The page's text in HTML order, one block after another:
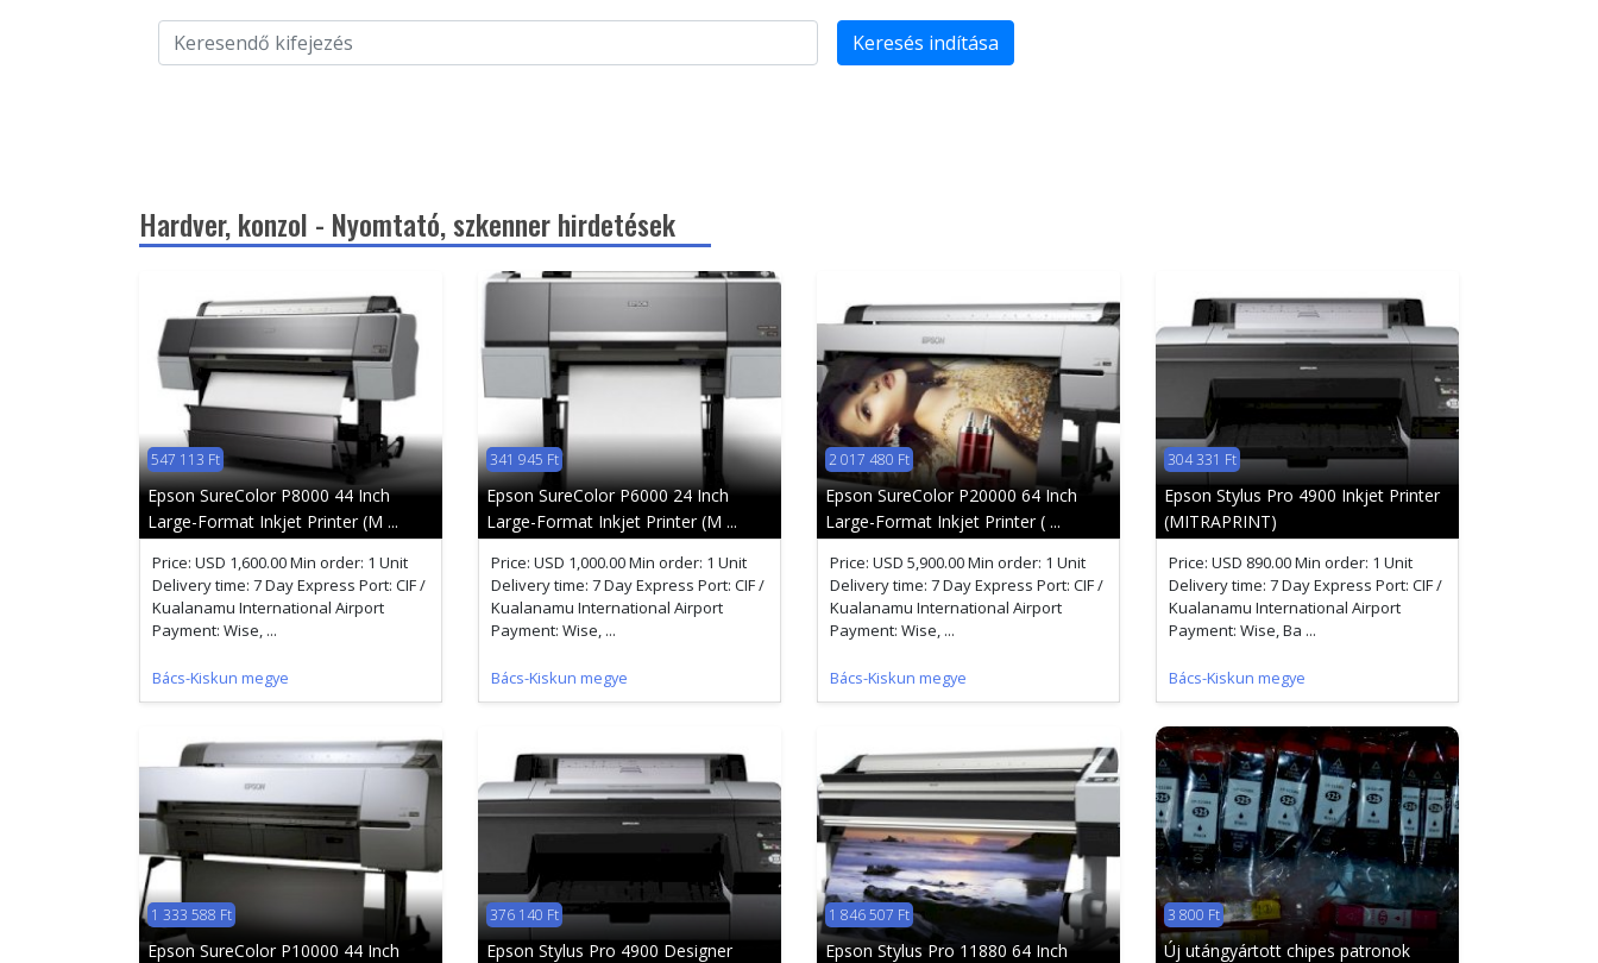
Keresés indítása
Hardver, konzol - Nyomtató, szkenner hirdetések
547 113 Ft
Epson SureColor P8000 44 Inch
Large-Format Inkjet Printer (M ...
Price: USD 1,600.00 Min order: 1 Unit
Delivery time: 7 Day Express Port: CIF /
Kualanamu International Airport
Payment: Wise, ...
Bács-Kiskun megye
341 945 Ft
Epson SureColor P6000 24 Inch
Large-Format Inkjet Printer (M ...
Price: USD 1,000.00 Min order: 1 Unit
Delivery time: 7 Day Express Port: CIF /
Kualanamu International Airport
Payment: Wise, ...
Bács-Kiskun megye
2 017 480 Ft
Epson SureColor P20000 64 Inch
Large-Format Inkjet Printer ( ...
Price: USD 5,900.00 Min order: 1 Unit
Delivery time: 7 Day Express Port: CIF /
Kualanamu International Airport
Payment: Wise, ...
Bács-Kiskun megye
304 331 Ft
Epson Stylus Pro 4900 Inkjet Printer
(MITRAPRINT)
Price: USD 890.00 Min order: 1 Unit
Delivery time: 7 Day Express Port: CIF /
Kualanamu International Airport
Payment: Wise, Ba ...
Bács-Kiskun megye
1 333 588 Ft
Epson SureColor P10000 44 Inch
376 140 Ft
Epson Stylus Pro 4900 Designer
1 846 507 Ft
Epson Stylus Pro 11880 64 Inch
3 800 Ft
Új utángyártott chipes patronok